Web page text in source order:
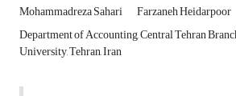
Mohammadreza Sahari
Farzaneh Heidarpoor
Department of Accounting, Central Tehran
University, Tehran, Iran